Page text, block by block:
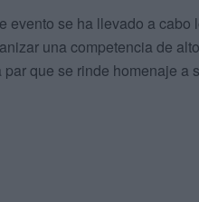
evento se ha llevado a
una competencia de
par que se rinde homenaje a